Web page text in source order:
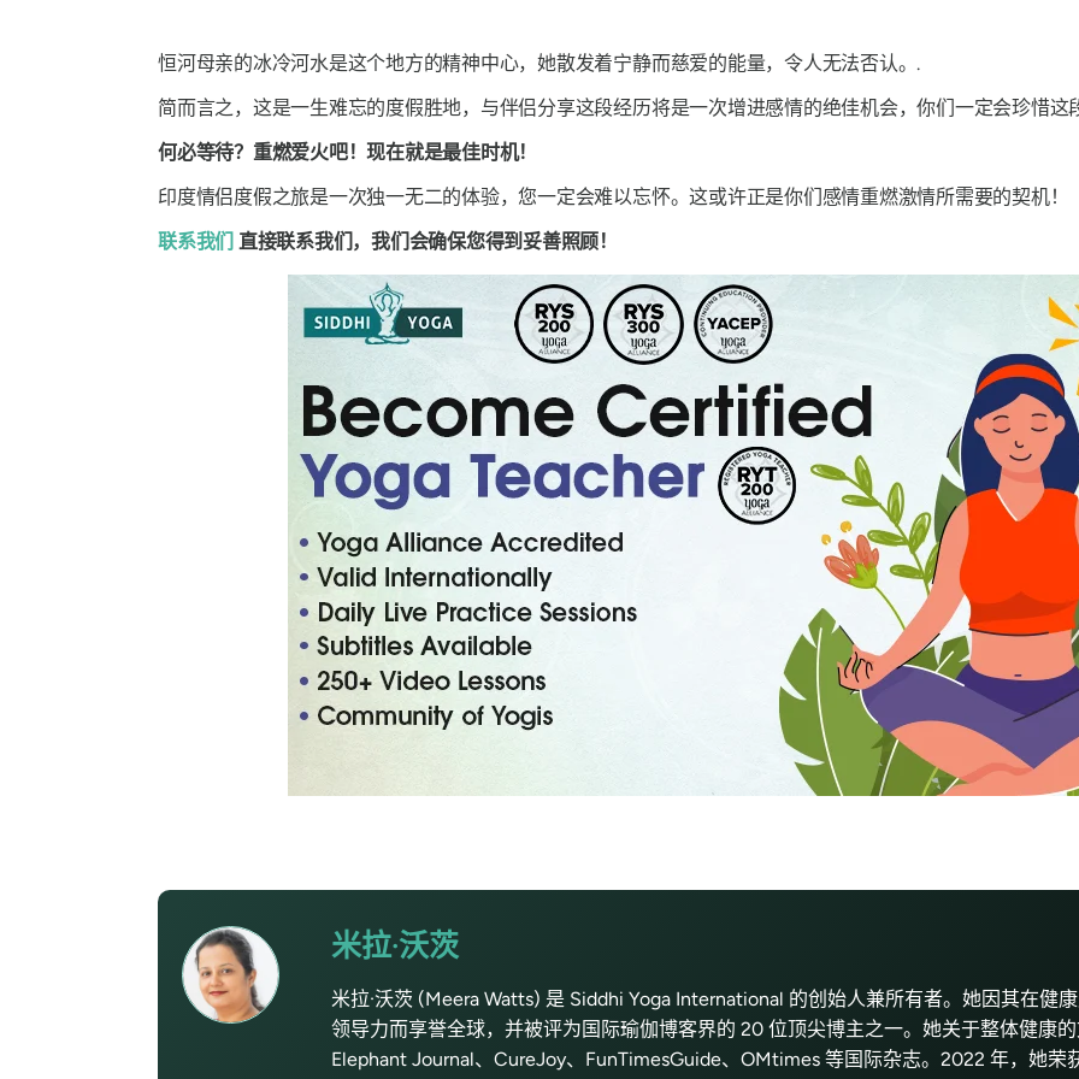
恒河母亲的冰冷河水是这个地方的精神中心，她散发着宁静而慈爱的能量，令人无法否认。.
简而言之，这是一生难忘的度假胜地，与伴侣分享这段经历将是一次增进感情的绝佳机会，你们一定会珍惜这
何必等待？重燃爱火吧！现在就是最佳时机！
印度情侣度假之旅是一次独一无二的体验，您一定会难以忘怀。这或许正是你们感情重燃激情所需要的契机！
联系我们 直接联系我们，我们会确保您得到妥善照顾！
米拉·沃茨
米拉·沃茨 (Meera Watts) 是 Siddhi Yoga International 的创始人兼所有者。她因其在健
领导力而享誉全球，并被评为国际瑜伽博客界的 20 位顶尖博主之一。她关于整体健康
Elephant Journal、CureJoy、FunTimesGuide、OMtimes 等国际杂志。2022 年，她荣